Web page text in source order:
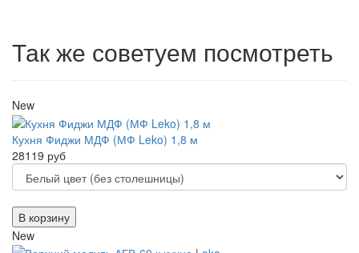
Так же советуем посмотреть
New
Кухня Фиджи МДФ (МФ Leko) 1,8 м
28119 руб
В корзину
New